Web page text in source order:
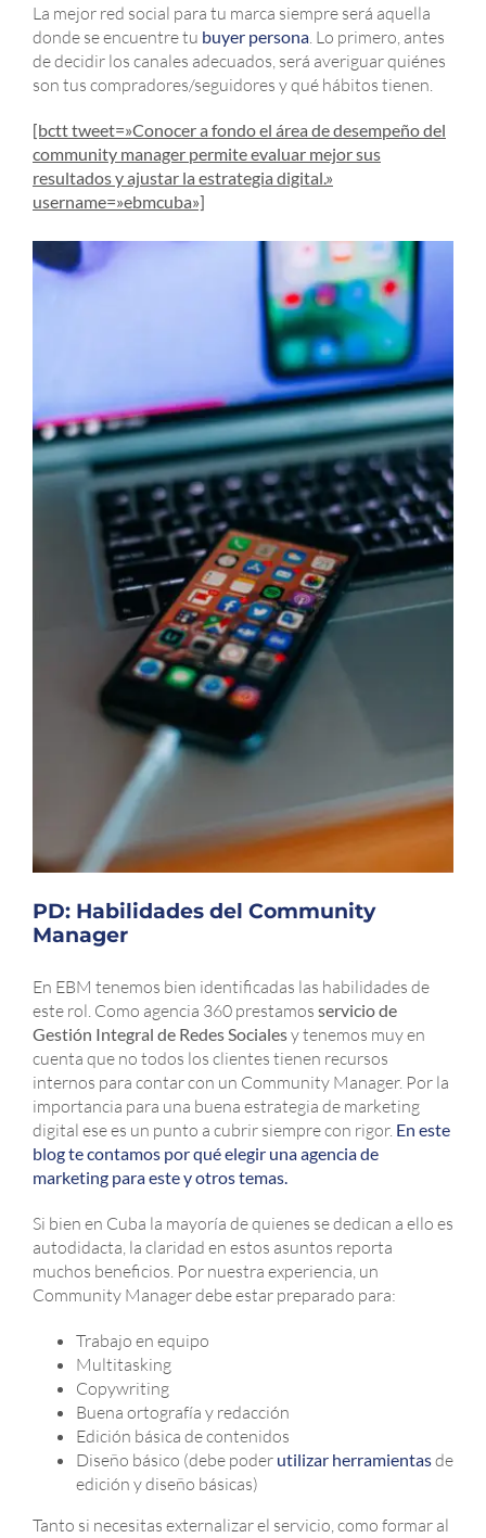
La mejor red social para tu marca siempre será aquella
donde se encuentre tu buyer persona . Lo primero, antes
de decidir los canales adecuados, será averiguar quiénes
son tus compradores/seguidores y qué hábitos tienen.
[bctt tweet=»Conocer a fondo el área de desempeño del
community manager permite evaluar mejor sus
resultados y ajustar la estrategia digital.»
username=»ebmcuba»]
PD: Habilidades del Community
Manager
En EBM tenemos bien identificadas las habilidades de
este rol. Como agencia 360 prestamos servicio de
Gestión Integral de Redes Socialesy tenemos muy en
cuenta que no todos los clientes tienen recursos
internos para contar con un Community Manager. Por la
importancia para una buena estrategia de marketing
digital ese es un punto a cubrir siempre con rigor. En este
blog te contamos por qué elegir una agencia de
marketing para este y otros temas.
Si bien en Cuba la mayoría de quienes se dedican a ello es
autodidacta, la claridad en estos asuntos reporta
muchos beneficios. Por nuestra experiencia, un
Community Manager debe estar preparado para:
Trabajo en equipo
Multitasking
Copywriting
Buena ortografía y redacción
Edición básica de contenidos
Diseño básico (debe poder utilizar herramientasde
edición y diseño básicas)
Tanto si necesitas externalizar el servicio, como formar al